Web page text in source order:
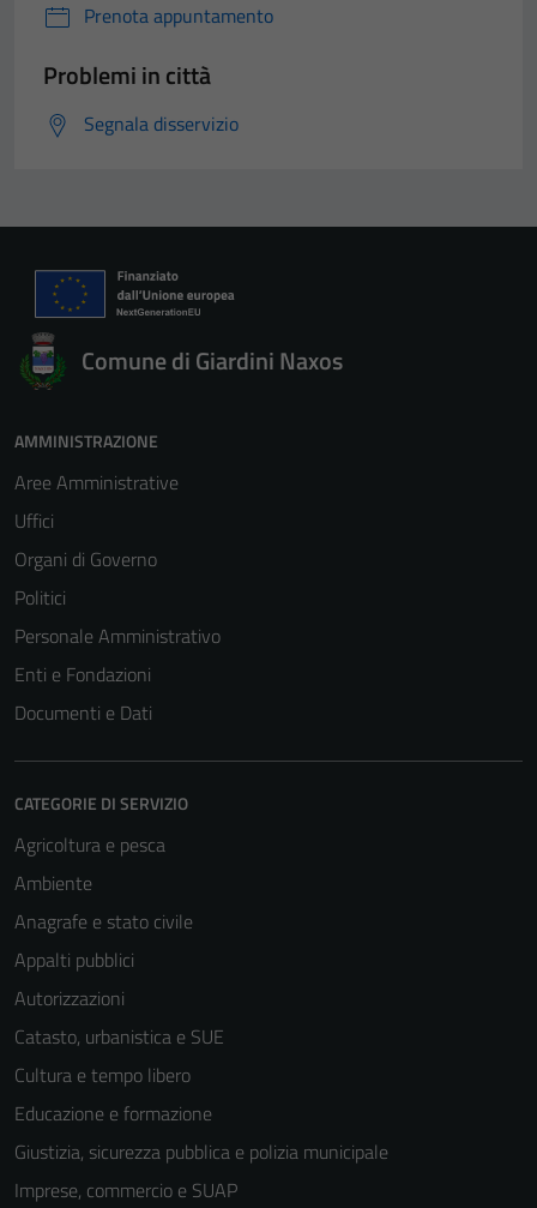
Prenota appuntamento
Problemi in città
Segnala disservizio
Comune di Giardini Naxos
AMMINISTRAZIONE
Aree Amministrative
Uffici
Organi di Governo
Politici
Personale Amministrativo
Enti e Fondazioni
Documenti e Dati
CATEGORIE DI SERVIZIO
Agricoltura e pesca
Ambiente
Anagrafe e stato civile
Appalti pubblici
Autorizzazioni
Catasto, urbanistica e SUE
Cultura e tempo libero
Educazione e formazione
Giustizia, sicurezza pubblica e polizia municipale
Imprese, commercio e SUAP